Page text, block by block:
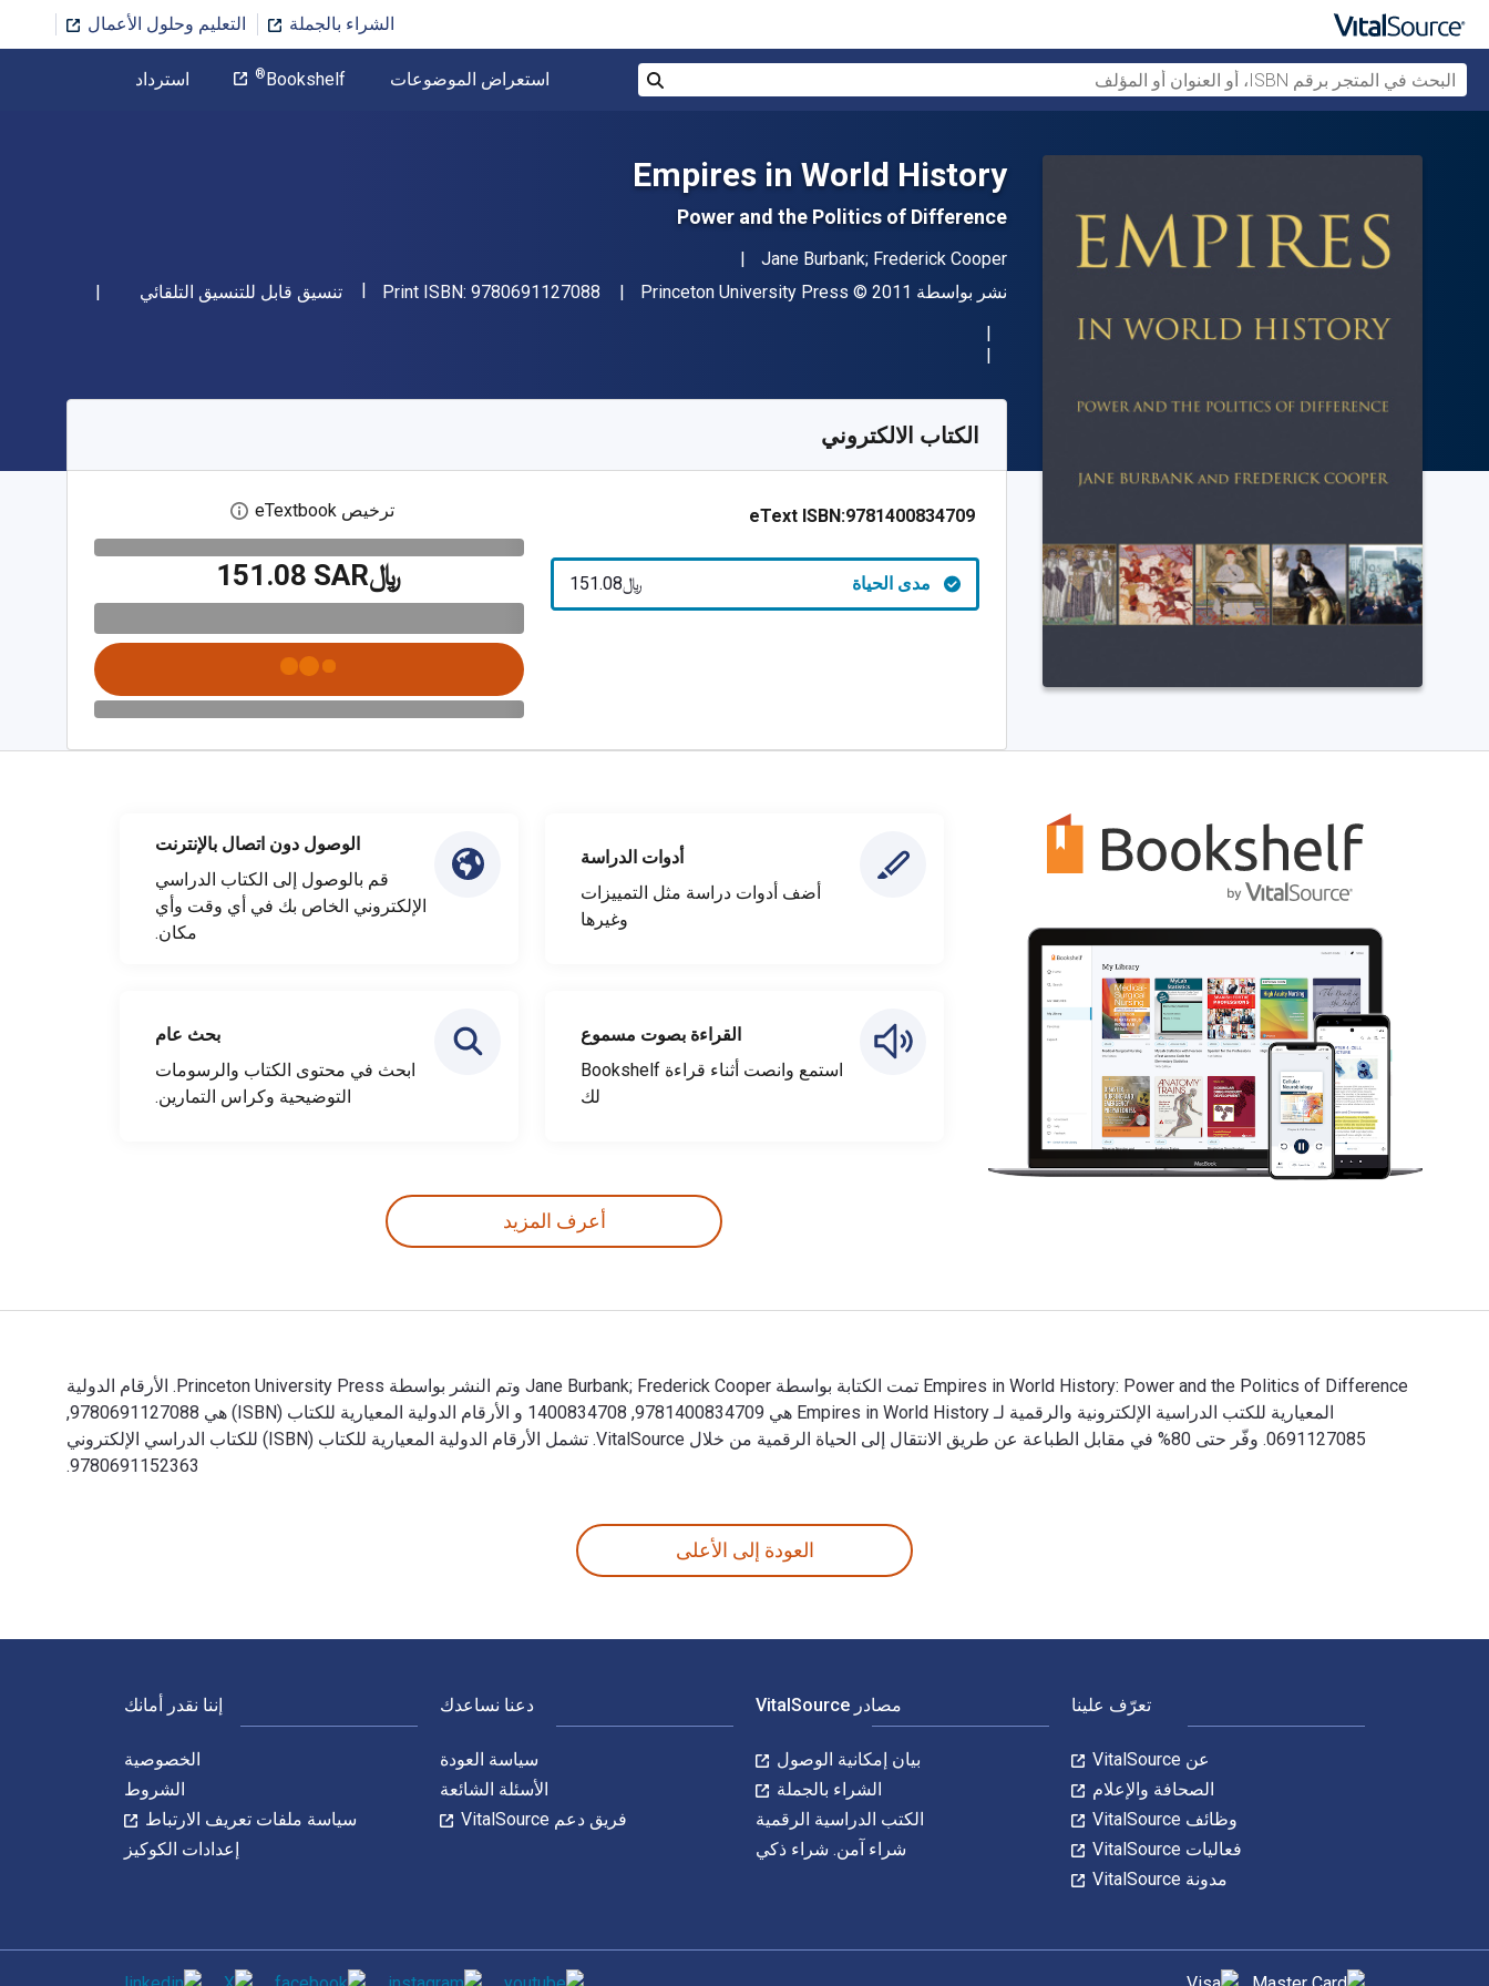
الشراء بالجملة التعليم وحلول الأعمال
البحث في المتجر برقم ISBN، أو العنوان أو المؤلفاستعراض الموضوعات Bookshelf
® استرداد
Empires in World History
Power and the Politics of Difference
المؤلف (المؤلفون)
Jane Burbank; Frederick Cooper
الناشر
نشر بواسطة Princeton University Press
حقوق الطبع والنشر © 2011
Print ISBN: 9780691127088 شكل
تنسيق قابل للتنسيق التلقائي
9781400834709
الكتاب الالكتروني
eText ISBN:9781400834709
مدى الحياة ﷼‎151.08
ترخيص eTextbook افتح مربع حوار الترخيص
﷼‎151.08 SAR
أدوات الدراسة
أضف أدوات دراسة مثل التمييزات
وغيرها
القراءة بصوت مسموع
استمع وانصت أثناء قراءة Bookshelf
لك
الوصول دون اتصال بالإنترنت
قم بالوصول إلى الكتاب الدراسي
الإلكتروني الخاص بك في أي وقت وأي
مكان.
بحث عام
ابحث في محتوى الكتاب والرسومات
التوضيحية وكراس التمارين.
أعرف المزيد
Empires in World History: Power and the Politics of Difference تمت الكتابة بواسطة Jane Burbank; Frederick Cooper وتم النشر بواسطة Princeton University Press. الأرقام الدولية
المعيارية للكتب الدراسية الإلكترونية والرقمية لـ Empires in World History هي 9781400834709, 1400834708 و الأرقام الدولية المعيارية للكتاب (ISBN) هي 9780691127088,
0691127085. وفّر حتى 80% في مقابل الطباعة عن طريق الانتقال إلى الحياة الرقمية من خلال VitalSource. تشمل الأرقام الدولية المعيارية للكتاب (ISBN) للكتاب الدراسي الإلكتروني
9780691152363.
العودة إلى الأعلى
تعرّف علينا
عن VitalSource
الصحافة والإعلام
وظائف VitalSource
فعاليات VitalSource
مدونة VitalSource
مصادر VitalSource
بيان إمكانية الوصول
الشراء بالجملة
الكتب الدراسية الرقمية
شراء آمن. شراء ذكي
دعنا نساعدك
سياسة العودة
الأسئلة الشائعة
فريق دعم VitalSource
إننا نقدر أمانك
الخصوصية
الشروط
سياسة ملفات تعريف الارتباط
إعدادات الكوكيز
وسائل التواصل الاجتماعي طرق الدفع المدعومة